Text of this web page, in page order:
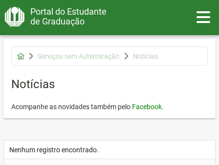
Portal do Estudante
de Graduação
Serviços sem Autenticação Notícias
Notícias
Acompanhe as novidades também pelo Facebook.
Nenhum registro encontrado.